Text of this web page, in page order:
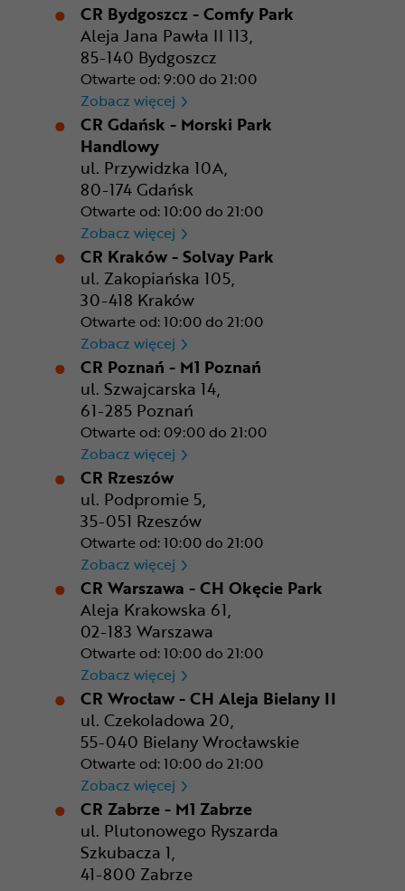
CR Bydgoszcz - Comfy Park
Aleja Jana Pawła II 113,
85-140 Bydgoszcz
Otwarte od: 9:00 do 21:00
Zobacz więcej CR Bydgoszcz - Comfy Park
CR Gdańsk - Morski Park
Handlowy
ul. Przywidzka 10A,
80-174 Gdańsk
Otwarte od: 10:00 do 21:00
Zobacz więcej CR Gdańsk - Morski Park
CR Kraków - Solvay Park
ul. Zakopiańska 105,
30-418 Kraków
Otwarte od: 10:00 do 21:00
Zobacz więcej CR Kraków - Solvay Park
CR Poznań - M1 Poznań
ul. Szwajcarska 14,
61-285 Poznań
Otwarte od: 09:00 do 21:00
Zobacz więcej CR Poznań - M1 Poznań
CR Rzeszów
ul. Podpromie 5,
35-051 Rzeszów
Otwarte od: 10:00 do 21:00
Zobacz więcej CR Rzeszów
CR Warszawa - CH Okęcie Park
Aleja Krakowska 61,
02-183 Warszawa
Otwarte od: 10:00 do 21:00
Zobacz więcej CR Warszawa - CH Okęcie
CR Wrocław - CH Aleja Bielany II
ul. Czekoladowa 20,
55-040 Bielany Wrocławskie
Otwarte od: 10:00 do 21:00
Zobacz więcej CR Wrocław - CH Aleja
CR Zabrze - M1 Zabrze
ul. Plutonowego Ryszarda
Szkubacza 1,
41-800 Zabrze